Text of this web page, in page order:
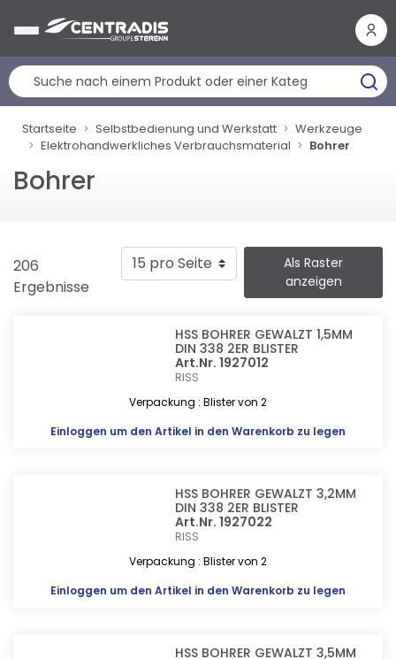
Startseite Selbstbedienung und Werkstatt
Werkzeuge
Elektrohandwerkliches Verbrauchsmaterial
Bohrer
Bohrer
206
Ergebnisse
Als Raster
anzeigen
HSS BOHRER GEWALZT 1,5MM
DIN 338 2ER BLISTER
Art.Nr. 1927012
RISS
Verpackung : Blister von 2
Einloggen um den Artikel in den Warenkorb zu legen
HSS BOHRER GEWALZT 3,2MM
DIN 338 2ER BLISTER
Art.Nr. 1927022
RISS
Verpackung : Blister von 2
Einloggen um den Artikel in den Warenkorb zu legen
HSS BOHRER GEWALZT 3,5MM